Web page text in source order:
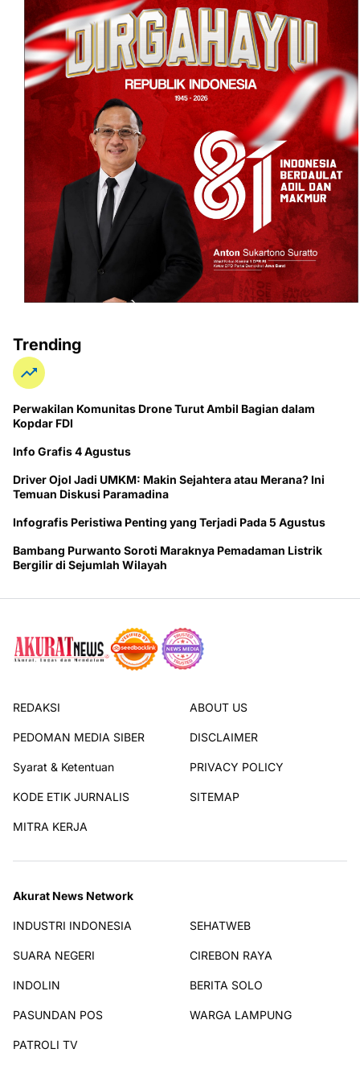
Trending
Perwakilan Komunitas Drone Turut Ambil Bagian dalam
Kopdar FDI
Info Grafis 4 Agustus
Driver Ojol Jadi UMKM: Makin Sejahtera atau Merana? Ini
Temuan Diskusi Paramadina
Infografis Peristiwa Penting yang Terjadi Pada 5 Agustus
Bambang Purwanto Soroti Maraknya Pemadaman Listrik
Bergilir di Sejumlah Wilayah
REDAKSI ABOUT US
PEDOMAN MEDIA SIBER DISCLAIMER
Syarat & Ketentuan PRIVACY POLICY
KODE ETIK JURNALIS SITEMAP
MITRA KERJA
Akurat News Network
INDUSTRI INDONESIA SEHATWEB
SUARA NEGERI CIREBON RAYA
INDOLIN BERITA SOLO
PASUNDAN POS WARGA LAMPUNG
PATROLI TV